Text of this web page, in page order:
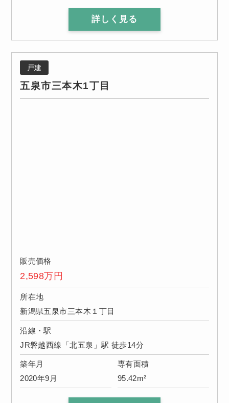
詳しく見る
戸建
五泉市三本木1丁目
販売価格
2,598万円
所在地
新潟県五泉市三本木１丁目
沿線・駅
JR磐越西線「北五泉」駅 徒歩14分
築年月
2020年9月
専有面積
95.42m²